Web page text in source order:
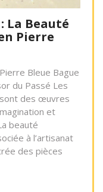
La Beauté
Pierre
Bleue Bague
du Passé Les
des œuvres
et
beauté
à l’artisanat
des pièces